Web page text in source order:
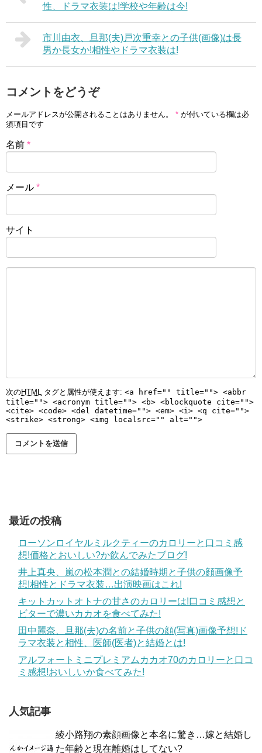
性、ドラマ衣装は!学校や年齢は今!
市川由衣、旦那(夫)戸次重幸との子供(画像)は長
男か長女か!相性やドラマ衣装は!
コメントをどうぞ
メールアドレスが公開されることはありません。 * が付いている欄は必
須項目です
名前 *
メール *
サイト
次のHTML タグと属性が使えます: <a href="" title=""> <abbr
title=""> <acronym title=""> <b> <blockquote cite="">
<cite> <code> <del datetime=""> <em> <i> <q cite="">
<strike> <strong> <img localsrc="" alt="">
最近の投稿
ローソンロイヤルミルクティーのカロリーと口コミ感
想!価格とおいしい?か飲んでみたブログ!
井上真央、嵐の松本潤との結婚時期と子供の顔画像予
想!相性とドラマ衣装…出演映画はこれ!
キットカットオトナの甘さのカロリーは!口コミ感想と
ビターで濃いカカオを食べてみた!
田中麗奈、旦那(夫)の名前と子供の顔(写真)画像予想!ド
ラマ衣装と相性、医師(医者)と結婚とは!
アルフォートミニプレミアムカカオ70のカロリーと口コ
ミ感想!おいしいか食べてみた!
人気記事
綾小路翔の素顔画像と本名に驚き…嫁と結婚し
た年齢と現在離婚はしてない?